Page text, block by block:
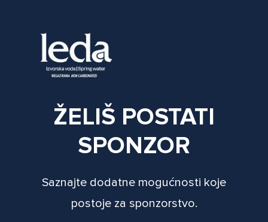
ŽELIŠ POSTATI
SPONZOR
Saznajte dodatne mogućnosti koje
postoje za sponzorstvo.